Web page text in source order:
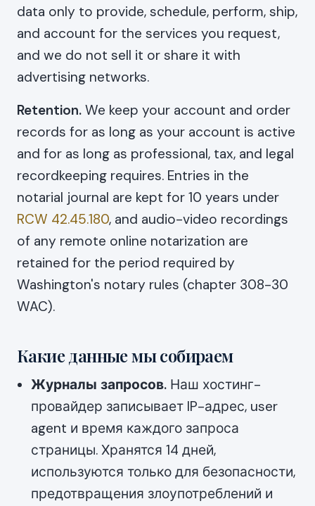
data only to provide, schedule, perform, ship,
and account for the services you request,
and we do not sell it or share it with
advertising networks.
Retention. We keep your account and order
records for as long as your account is active
and for as long as professional, tax, and legal
recordkeeping requires. Entries in the
notarial journal are kept for 10 years under
RCW 42.45.180, and audio-video recordings
of any remote online notarization are
retained for the period required by
Washington's notary rules (chapter 308-30
WAC).
Какие данные мы собираем
Журналы запросов. Наш хостинг-
провайдер записывает IP-адрес, user
agent и время каждого запроса
страницы. Хранятся 14 дней,
используются только для безопасности,
предотвращения злоупотреблений и